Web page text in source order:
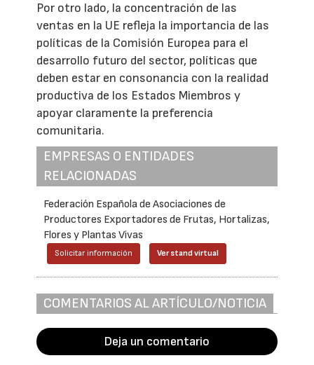
Por otro lado, la concentración de las
ventas en la UE refleja la importancia de las
políticas de la Comisión Europea para el
desarrollo futuro del sector, políticas que
deben estar en consonancia con la realidad
productiva de los Estados Miembros y
apoyar claramente la preferencia
comunitaria.
EMPRESAS O ENTIDADES
RELACIONADAS
Federación Española de Asociaciones de
Productores Exportadores de Frutas, Hortalizas,
Flores y Plantas Vivas
Solicitar información Ver stand virtual
COMENTARIOS AL ARTÍCULO/NOTICIA
Deja un comentario